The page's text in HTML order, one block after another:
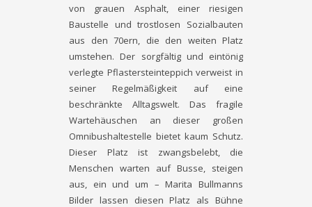
von grauen Asphalt, einer riesigen
Baustelle und trostlosen Sozialbauten
aus den 70ern, die den weiten Platz
umstehen. Der sorgfältig und eintönig
verlegte Pflastersteinteppich verweist in
seiner Regelmäßigkeit auf eine
beschränkte Alltagswelt. Das fragile
Wartehäuschen an dieser großen
Omnibushaltestelle bietet kaum Schutz.
Dieser Platz ist zwangsbelebt, die
Menschen warten auf Busse, steigen
aus, ein und um – Marita Bullmanns
Bilder lassen diesen Platz als Bühne